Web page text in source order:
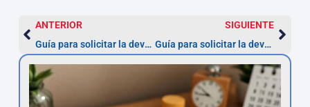
ANTERIOR
Guía para solicitar la devolución de multas ZBE tras la anulación de la ordenanza
SIGUIENTE
Guía para solicitar la devolución de multas ZBE tras la anulación de la ordenanza